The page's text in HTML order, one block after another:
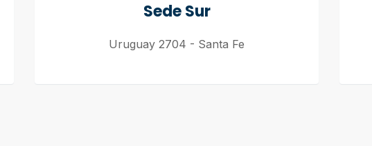
Sede Sur
Uruguay 2704 - Santa Fe